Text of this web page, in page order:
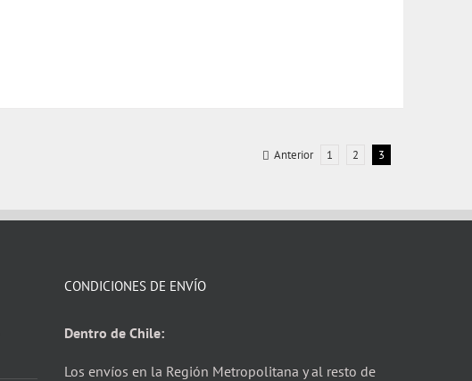
Anterior 1 2 3
CONDICIONES DE ENVÍO
Dentro de Chile:
Los envíos en la Región Metropolitana y al resto de